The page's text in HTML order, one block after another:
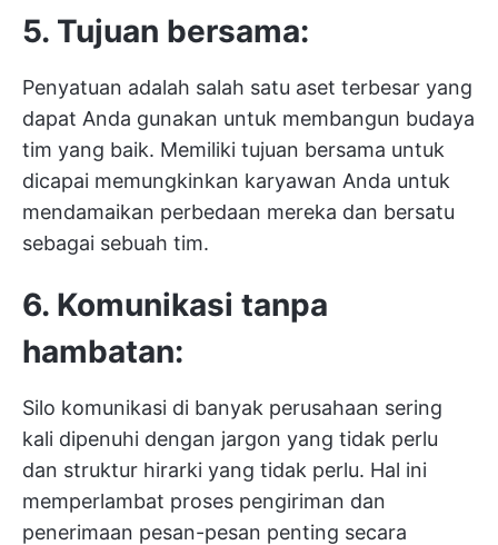
5. Tujuan bersama:
Penyatuan adalah salah satu aset terbesar yang
dapat Anda gunakan untuk membangun budaya
tim yang baik. Memiliki tujuan bersama untuk
dicapai memungkinkan karyawan Anda untuk
mendamaikan perbedaan mereka dan bersatu
sebagai sebuah tim.
6. Komunikasi tanpa
hambatan:
Silo komunikasi di banyak perusahaan sering
kali dipenuhi dengan jargon yang tidak perlu
dan struktur hirarki yang tidak perlu. Hal ini
memperlambat proses pengiriman dan
penerimaan pesan-pesan penting secara